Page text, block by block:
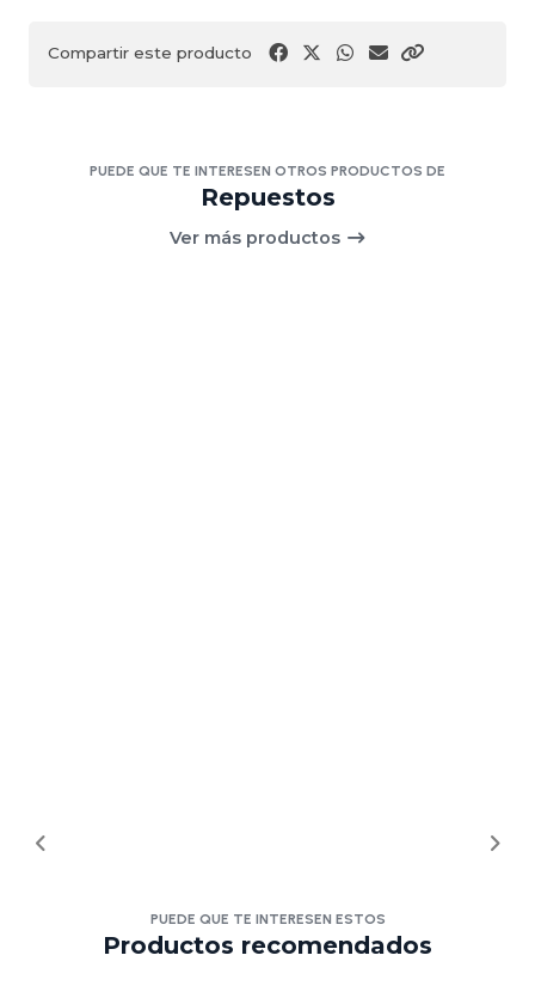
Compartir este producto
PUEDE QUE TE INTERESEN OTROS PRODUCTOS DE
Repuestos
Ver más productos
PUEDE QUE TE INTERESEN ESTOS
Productos recomendados